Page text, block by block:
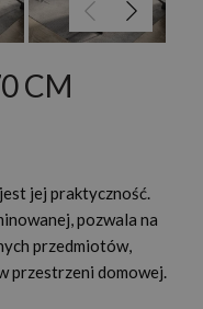
CM
jej praktyczność.
pozwala na
przedmiotów,
przestrzeni domowej.